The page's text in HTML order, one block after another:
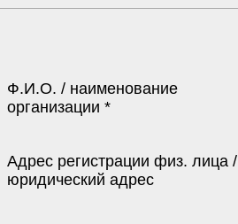
Ф.И.О. / наименование
организации *
Адрес регистрации физ. лица /
юридический адрес